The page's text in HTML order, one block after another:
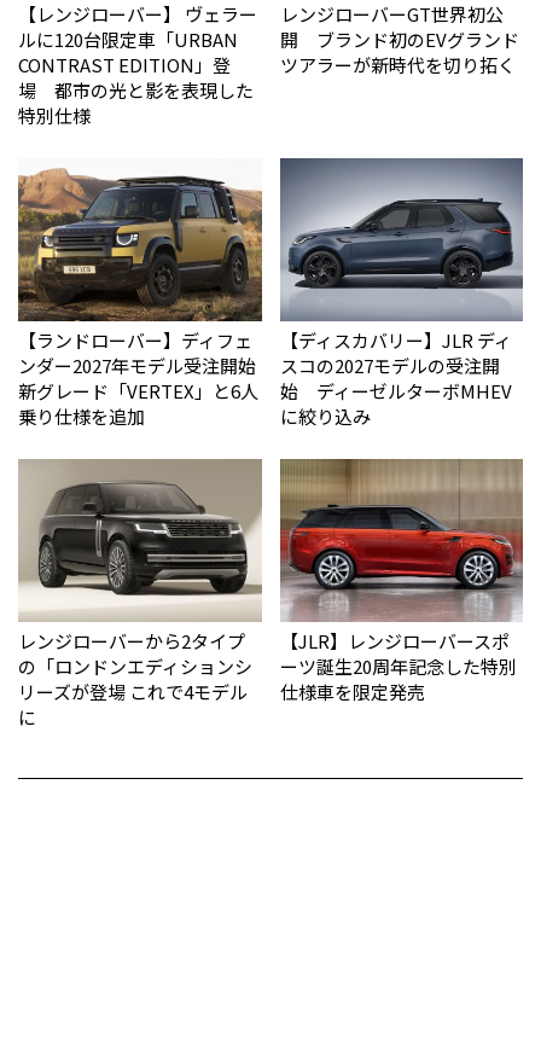
【レンジローバー】 ヴェラー
ルに120台限定車「URBAN
CONTRAST EDITION」登
場 都市の光と影を表現した
特別仕様
レンジローバーGT世界初公
開 ブランド初のEVグランド
ツアラーが新時代を切り拓く
【ランドローバー】ディフェ
ンダー2027年モデル受注開始
新グレード「VERTEX」と6人
乗り仕様を追加
【ディスカバリー】JLR ディ
スコの2027モデルの受注開
始 ディーゼルターボMHEV
に絞り込み
レンジローバーから2タイプ
の「ロンドンエディションシ
リーズが登場 これで4モデル
に
【JLR】レンジローバースポ
ーツ誕生20周年記念した特別
仕様車を限定発売